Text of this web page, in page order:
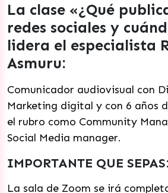
La clase «¿Qué
redes sociales y
lidera el especialista
Asmuru:
Comunicador audiovisual con
Marketing digital y con 6 años
el rubro como Community
Social Media manager.
IMPORTANTE QUE SEPAS:
La sala de Zoom se irá